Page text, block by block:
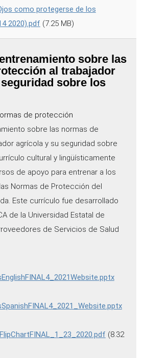
como protegerse de los
2020).pdf (7.25 MB)
sobre las
al trabajador
sobre los
sobre las normas de
agrícola y su seguridad sobre
cultural y lingüísticamente
de apoyo para entrenar a los
Normas de Protección del
Este currículo fue desarrollado
de la Universidad Estatal de
de Servicios de Salud
(8.32